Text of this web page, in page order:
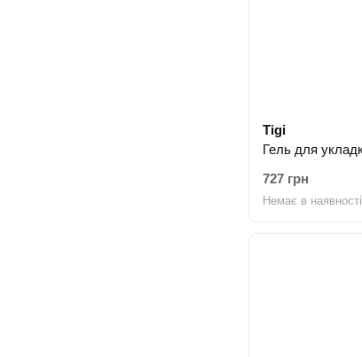
Tigi
727 грн
Немає в наявності